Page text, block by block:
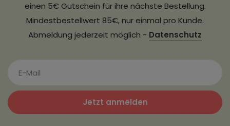
einen 5€ Gutschein für ihre nächste Bestellung.
Mindestbestellwert 85€, nur einmal pro Kunde.
Abmeldung jederzeit möglich - Datenschutz
Jetzt anmelden